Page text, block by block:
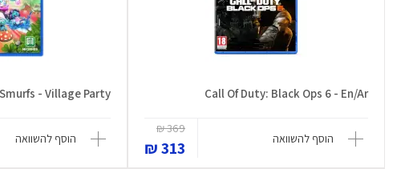
Call Of Duty: Black Ops 6 - En/Ar
הוסף להשוואה
369 ₪
313 ₪
- Village Party
הוסף להשוואה